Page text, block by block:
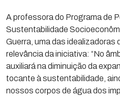
A professora do Programa de
Sustentabilidade
Guerra, uma das idealizadoras
relevância da iniciativa: “No
auxiliará na diminuição da
tocante à sustentabilidade,
nossos corpos de água dos